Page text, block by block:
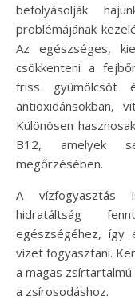
befolyásolják
problémájának
Az egészséges,
csökkenteni a
friss gyümölcsöt
antioxidánsokban,
Különösen
B12, amelyek
megőrzésében.
A vízfogyasztás
hidratáltság
egészségéhez, így
vizet fogyasztani.
a magas
a zsírosodáshoz.